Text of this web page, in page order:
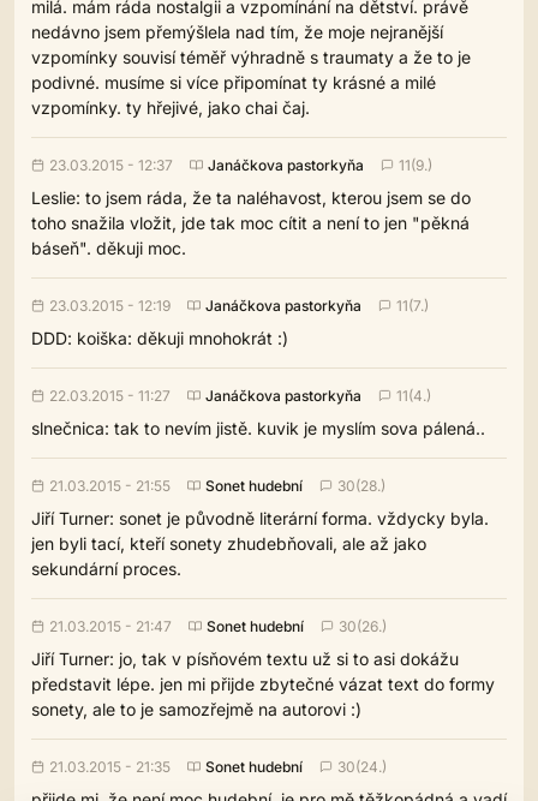
milá. mám ráda nostalgii a vzpomínání na dětství. právě
nedávno jsem přemýšlela nad tím, že moje nejranější
vzpomínky souvisí téměř výhradně s traumaty a že to je
podivné. musíme si více připomínat ty krásné a milé
vzpomínky. ty hřejivé, jako chai čaj.
23.03.2015 - 12:37 Janáčkova pastorkyňa 11(9.)
Leslie: to jsem ráda, že ta naléhavost, kterou jsem se do
toho snažila vložit, jde tak moc cítit a není to jen "pěkná
báseň". děkuji moc.
23.03.2015 - 12:19 Janáčkova pastorkyňa 11(7.)
DDD: koiška: děkuji mnohokrát :)
22.03.2015 - 11:27 Janáčkova pastorkyňa 11(4.)
slnečnica: tak to nevím jistě. kuvik je myslím sova pálená..
21.03.2015 - 21:55 Sonet hudební 30(28.)
Jiří Turner: sonet je původně literární forma. vždycky byla.
jen byli tací, kteří sonety zhudebňovali, ale až jako
sekundární proces.
21.03.2015 - 21:47 Sonet hudební 30(26.)
Jiří Turner: jo, tak v písňovém textu už si to asi dokážu
představit lépe. jen mi přijde zbytečné vázat text do formy
sonety, ale to je samozřejmě na autorovi :)
21.03.2015 - 21:35 Sonet hudební 30(24.)